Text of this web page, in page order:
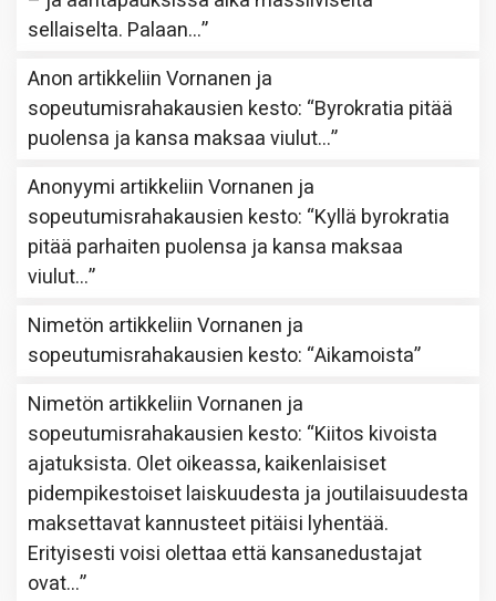
sellaiselta. Palaan…”
Anon artikkeliinVornanen ja
sopeutumisrahakausien kesto: “Byrokratia pitää
puolensa ja kansa maksaa viulut…”
Anonyymi artikkeliinVornanen ja
sopeutumisrahakausien kesto: “Kyllä byrokratia
pitää parhaiten puolensa ja kansa maksaa
viulut…”
Nimetön artikkeliinVornanen ja
sopeutumisrahakausien kesto: “Aikamoista”
Nimetön artikkeliinVornanen ja
sopeutumisrahakausien kesto: “Kiitos kivoista
ajatuksista. Olet oikeassa, kaikenlaisiset
pidempikestoiset laiskuudesta ja joutilaisuudesta
maksettavat kannusteet pitäisi lyhentää.
Erityisesti voisi olettaa että kansanedustajat
ovat…”